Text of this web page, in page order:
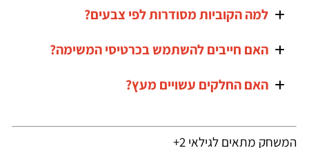
למה הקוביות מסודרות לפי צבעים?
האם חייבים להשתמש בכרטיסי המשימה?
האם החלקים עשויים מעץ?
המשחק מתאים לגילאי 2+